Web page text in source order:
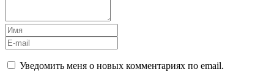
Уведомить меня о новых комментариях по email.